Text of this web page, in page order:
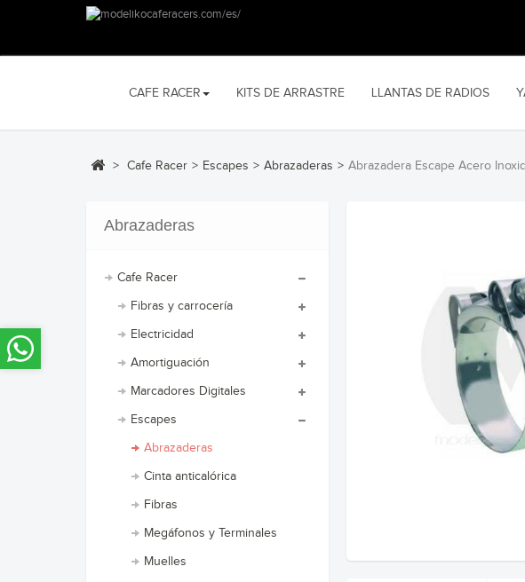
CAFE RACER KITS DE ARRASTRE LLANTAS DE RADIOS
> Cafe Racer > Escapes > Abrazaderas > Abrazadera Escape Acero
Abrazaderas
Cafe Racer
Fibras y carrocería
Electricidad
Amortiguación
Marcadores Digitales
Escapes
Abrazaderas
Cinta anticalórica
Fibras
Megáfonos y Terminales
Muelles